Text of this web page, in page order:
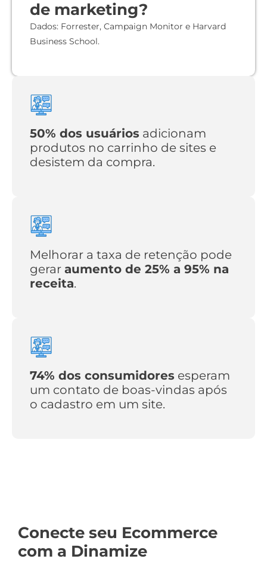
de marketing?
Dados: Forrester, Campaign Monitor e Harvard
Business School.
50% dos usuários adicionam
produtos no carrinho de sites e
desistem da compra.
Melhorar a taxa de retenção pode
gerar aumento de 25% a 95% na
receita.
74% dos consumidores esperam
um contato de boas-vindas após
o cadastro em um site.
Conecte seu Ecommerce
com a Dinamize